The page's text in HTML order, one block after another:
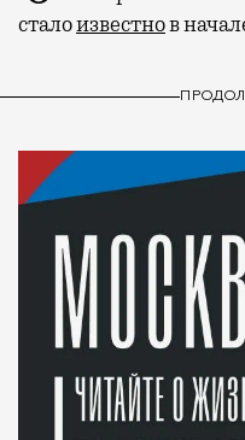
сталоизвестнов